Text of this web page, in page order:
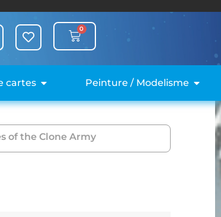
0
cartes Peinture / Modelisme
of the Clone Army